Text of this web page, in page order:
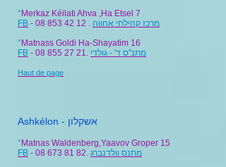
° Merkaz Kéilati Ahva ,Ha Etsel 7
FB - 08 853 42 12 . מרכז קהילתי אחווה
° Matnass Goldi Ha-Shayatim 16
FB - 08 855 27 21. מתנ"ס ד' - גולדי
Haut de page
Ashkélon - אשקלון
° Matnas Waldenberg,Yaavov Groper 15
FB - 08 673 81 82. מתנס וולדנברג